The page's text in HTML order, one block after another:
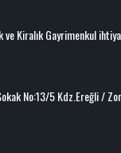
ve Kiralık Gayrimenkul
No:13/5 Kdz.Ereğli /